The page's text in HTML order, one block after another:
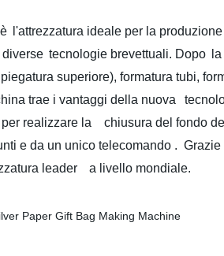
l'attrezzatura ideale per la
tecnologie brevettuali. Dopo
superiore), formatura tubi,
trae i vantaggi della nuova
per realizzare la chiusura del fondo
e da un unico telecomando .
leader a livello mondiale.